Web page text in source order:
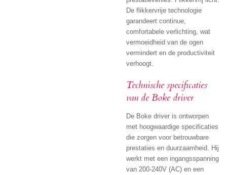
De flikkervrije technologie
garandeert continue,
comfortabele verlichting, wat
vermoeidheid van de ogen
vermindert en de productiviteit
verhoogt.
Technische specificaties
van de Boke driver
De Boke driver is ontworpen
met hoogwaardige specificaties
die zorgen voor betrouwbare
prestaties en duurzaamheid.
Hij
werkt met een ingangsspanning
van 200-240V (AC) en een